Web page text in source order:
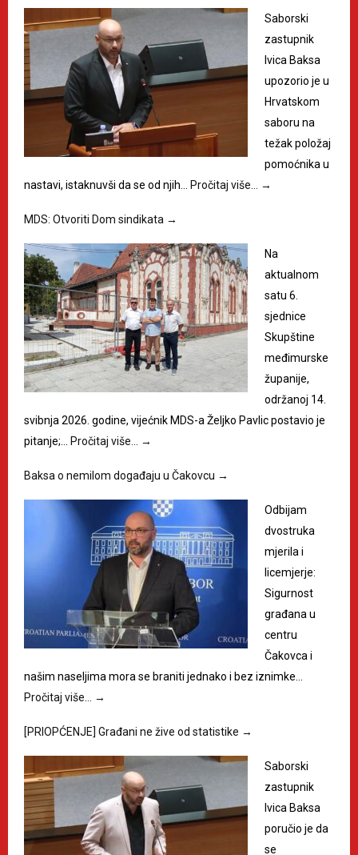
Saborski
zastupnik
Ivica Baksa
upozorio je u
Hrvatskom
saboru na
težak položaj
pomoćnika u
nastavi, istaknuvši da se od njih… Pročitaj više… →
MDS: Otvoriti Dom sindikata →
Na
aktualnom
satu 6.
sjednice
Skupštine
međimurske
županije,
održanoj 14.
svibnja 2026. godine, vijećnik MDS-a Željko Pavlic postavio je
pitanje;… Pročitaj više… →
Baksa o nemilom događaju u Čakovcu →
Odbijam
dvostruka
mjerila i
licemjerje:
Sigurnost
građana u
centru
Čakovca i
našim naseljima mora se braniti jednako i bez iznimke…
Pročitaj više…
→
[PRIOPĆENJE] Građani ne žive od statistike →
Saborski
zastupnik
Ivica Baksa
poručio je da
se